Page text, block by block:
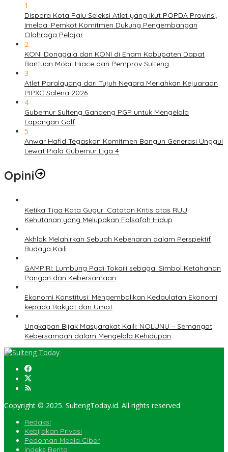
1
Dispora Kota Palu Seleksi Atlet yang Ikut POPDA Provinsi,
Imelda: Pemkot Komitmen Dukung Pengembangan
Olahraga Pelajar
2
KONI Donggala dan KONI di Enam Kabupaten Dapat
Bantuan Mobil Hiace dari Pemprov Sulteng
3
Atlet Paralayang dari Tujuh Negara Meriahkan Kejuaraan
PIPXC Salena 2026
4
Gubernur Sulteng Gandeng PGP untuk Mengelola
Lapangan Golf
5
Anwar Hafid Tegaskan Komitmen Bangun Generasi Unggul
Lewat Piala Gubernur Liga 4
Opini
Ketika Tiga Kata Gugur: Catatan Kritis atas RUU
Kehutanan yang Melupakan Falsafah Hidup
Akhlak Melahirkan Sebuah Kebenaran dalam Perspektif
Budaya Kaili
GAMPIRI: Lumbung Padi Tokaili sebagai Simbol Ketahanan
Pangan dan Kebersamaan
Ekonomi Konstitusi: Mengembalikan Kedaulatan Ekonomi
kepada Rakyat dan Umat
Ungkapan Bijak Masyarakat Kaili: NOLUNU – Semangat
Kebersamaan dalam Mengelola Kehidupan
Copyright © 2025. SultengToday.id. All rights reserved
Redaksi
Kebijakan Privasi
Pedoman Media Ciber
Indeks Berita